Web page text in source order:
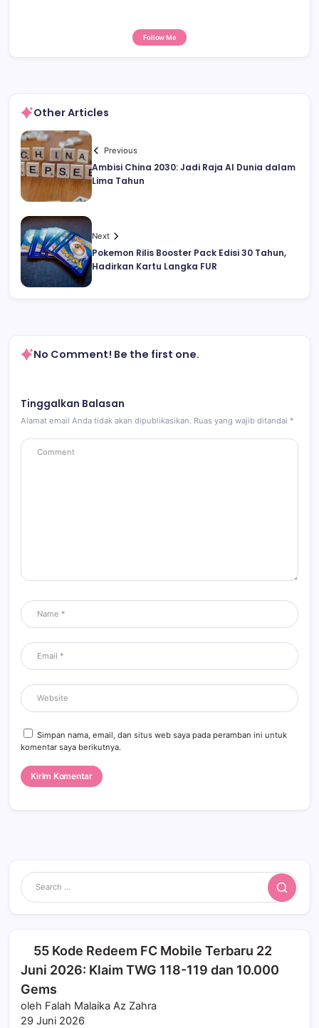
Follow Me
Other Articles
Previous
Ambisi China 2030: Jadi Raja AI Dunia dalam
Lima Tahun
Next
Pokemon Rilis Booster Pack Edisi 30 Tahun,
Hadirkan Kartu Langka FUR
No Comment! Be the first one.
Tinggalkan Balasan
Alamat email Anda tidak akan dipublikasikan. Ruas yang wajib ditandai *
Simpan nama, email, dan situs web saya pada peramban ini untuk
komentar saya berikutnya.
Search
55 Kode Redeem FC Mobile Terbaru 22
Juni 2026: Klaim TWG 118-119 dan 10.000
Gems
oleh Falah Malaika Az Zahra
29 Juni 2026